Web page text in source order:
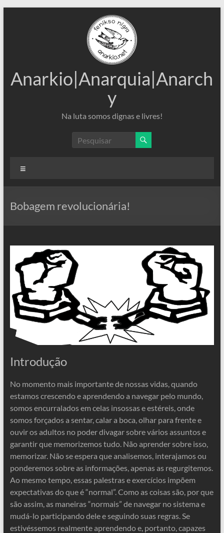
Anarkio|Anarquia|Anarch
y
Na luta somos dignas e livres!
Bobagem revolucionária!
Introdução
No momento mais importante de nossas vidas, quando
estamos crescendo e aprendendo a navegar pelo mundo,
somos encurralados em celas insossas e estéreis, onde
somos forçados a sentar, calar a boca, olhar para frente e
ouvir os adultos no poder divagar sobre vários assuntos e
garantir que memorizemos tudo. Não aprender sobre isso,
memorizar. Não se espera que analisemos, interajamos ou
ponderemos sobre as informações, apenas as regurgitemos.
Ao mesmo tempo, essas palestras e exercícios impõem
expectativas do que é “normal”. Como as coisas são, por que
são assim, as maneiras “normais” de navegar no sistema e
mudá-lo participando dele e seguindo suas regras. Se
estivéssemos realmente aprendendo e, portanto, capazes